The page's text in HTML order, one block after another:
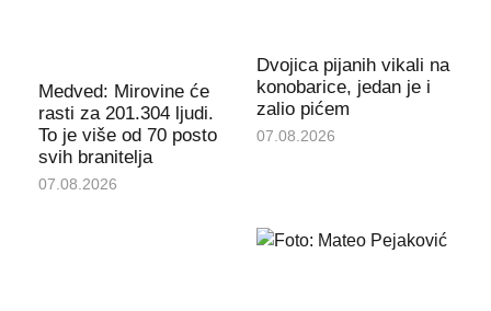
Medved: Mirovine će
rasti za 201.304 ljudi.
To je više od 70 posto
svih branitelja
07.08.2026
Dvojica pijanih vikali na
konobarice, jedan je i
zalio pićem
07.08.2026